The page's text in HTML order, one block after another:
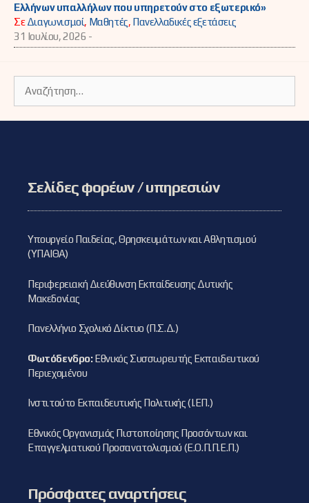
Ελλήνων υπαλλήλων που υπηρετούν στο εξωτερικό»
ΣεΔιαγωνισμοί, Μαθητές, Πανελλαδικές εξετάσεις
31 Ιουλίου, 2026 -
για:
Σελίδες φορέων / υπηρεσιών
Υπουργείο Παιδείας, Θρησκευμάτων και Αθλητισμού
(ΥΠΑΙΘΑ)
Περιφερειακή Διεύθυνση Εκπαίδευσης Δυτικής
Μακεδονίας
Πανελλήνιο Σχολικό Δίκτυο (Π.Σ.Δ.)
Φωτόδενδρο:Εθνικός Συσσωρευτής Εκπαιδευτικού
Περιεχομένου
Ινστιτούτο Εκπαιδευτικής Πολιτικής (Ι.ΕΠ.)
Εθνικός Οργανισμός Πιστοποίησης Προσόντων και
Επαγγελματικού Προσανατολισμού (Ε.Ο.Π.Π.Ε.Π.)
Πρόσφατες αναρτήσεις